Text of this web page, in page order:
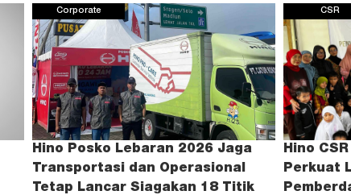
Corporate
Hino Posko Lebaran 2026 Jaga
Transportasi dan Operasional
Tetap Lancar Siagakan 18 Titik
CSR
Hino
Perkuat